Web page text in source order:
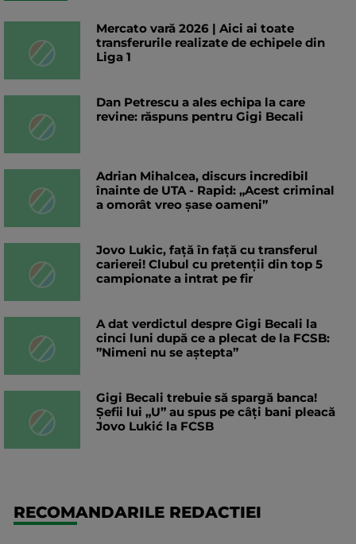
Mercato vară 2026 | Aici ai toate
transferurile realizate de echipele din
Liga 1
Dan Petrescu a ales echipa la care
revine: răspuns pentru Gigi Becali
Adrian Mihalcea, discurs incredibil
înainte de UTA - Rapid: „Acest criminal
a omorât vreo șase oameni”
Jovo Lukic, față în față cu transferul
carierei! Clubul cu pretenții din top 5
campionate a intrat pe fir
A dat verdictul despre Gigi Becali la
cinci luni după ce a plecat de la FCSB:
”Nimeni nu se aștepta”
Gigi Becali trebuie să spargă banca!
Șefii lui „U” au spus pe câți bani pleacă
Jovo Lukić la FCSB
RECOMANDARILE REDACTIEI